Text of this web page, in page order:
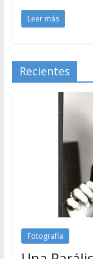
Leer más
Recientes
Fotografía